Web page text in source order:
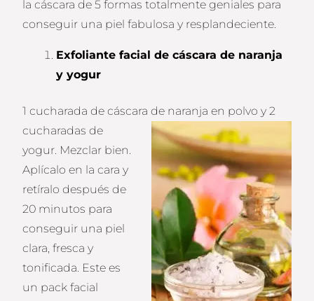
la cáscara de 5 formas totalmente geniales para
conseguir una piel fabulosa y resplandeciente.
Exfoliante facial de cáscara de naranja
y yogur
1 cucharada de cáscara de naranja en polvo y 2
cucharadas de
yogur. Mezclar bien.
Aplícalo en la cara y
retíralo después de
20 minutos para
conseguir una piel
clara, fresca y
tonificada. Este es
un pack facial